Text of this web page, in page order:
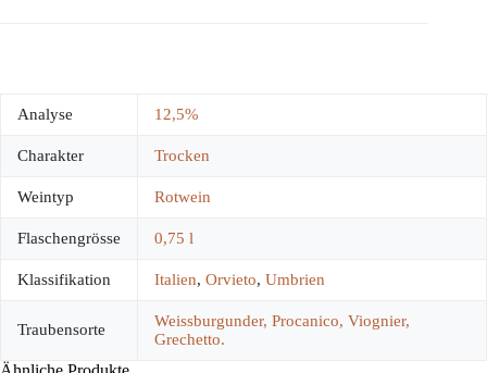
Analyse 12,5%
Charakter Trocken
Weintyp Rotwein
Flaschengrösse 0,75 l
Klassifikation Italien, Orvieto, Umbrien
Traubensorte
Weissburgunder, Procanico, Viognier,
Grechetto.